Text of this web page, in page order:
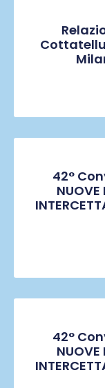
42°
NUOVE
42°
NUOVE